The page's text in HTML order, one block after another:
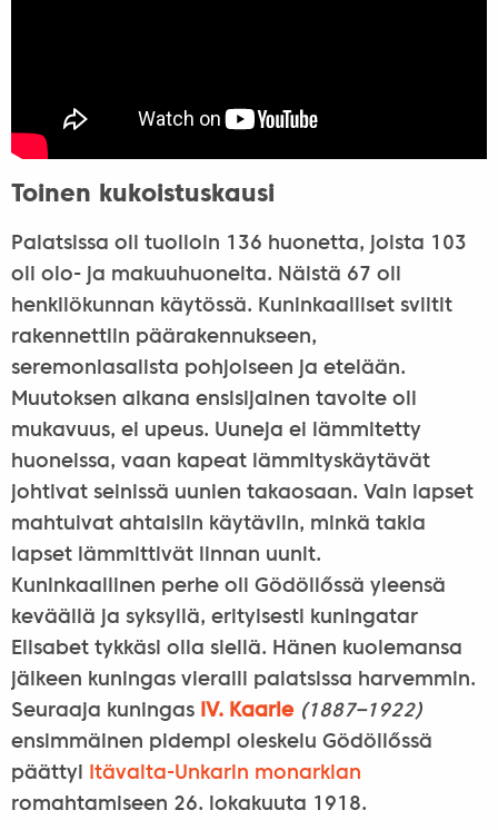
Toinen kukoistuskausi
Palatsissa oli tuolloin 136 huonetta, joista 103
oli olo- ja makuuhuoneita. Näistä 67 oli
henkilökunnan käytössä. Kuninkaalliset sviitit
rakennettiin päärakennukseen,
seremoniasalista pohjoiseen ja etelään.
Muutoksen aikana ensisijainen tavoite oli
mukavuus, ei upeus. Uuneja ei lämmitetty
huoneissa, vaan kapeat lämmityskäytävät
johtivat seinissä uunien takaosaan. Vain lapset
mahtuivat ahtaisiin käytäviin, minkä takia
lapset lämmittivät linnan uunit.
Kuninkaallinen perhe oli Gödöllőssä yleensä
keväällä ja syksyllä, erityisesti kuningatar
Elisabet tykkäsi olla siellä. Hänen kuolemansa
jälkeen kuningas vieraili palatsissa harvemmin.
Seuraaja kuningas IV. Kaarle (1887–1922)
ensimmäinen pidempi oleskelu Gödöllőssä
päättyi Itävalta-Unkarin monarkian
romahtamiseen 26. lokakuuta 1918.